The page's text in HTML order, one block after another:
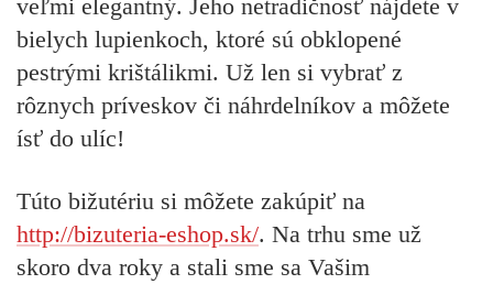
veľmi elegantný. Jeho netradičnosť nájdete v
bielych lupienkoch, ktoré sú obklopené
pestrými krištálikmi. Už len si vybrať z
rôznych príveskov či náhrdelníkov a môžete
ísť do ulíc!
Túto bižutériu si môžete zakúpiť na
http://bizuteria-eshop.sk/. Na trhu sme už
skoro dva roky a stali sme sa Vašim